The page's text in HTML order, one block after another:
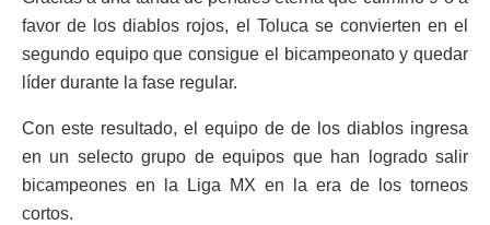
favor de los diablos rojos, el Toluca se convierten en el
segundo equipo que consigue el bicampeonato y quedar
líder durante la fase regular.
Con este resultado, el equipo de de los diablos ingresa
en un selecto grupo de equipos que han logrado salir
bicampeones en la Liga MX en la era de los torneos
cortos.